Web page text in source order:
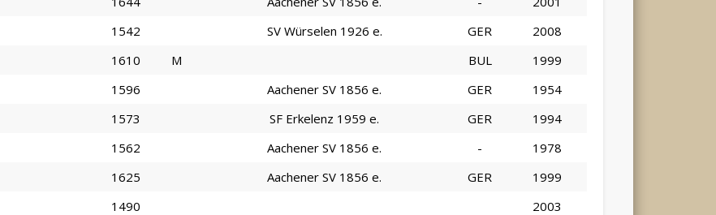
1542 SV Würselen 1926 e. GER
2008
1610 M BUL
1999
1596 Aachener SV 1856 e. GER
1954
1573 SF Erkelenz 1959 e. GER
1994
1562 Aachener SV 1856 e. -
1978
1625 Aachener SV 1856 e. GER
1999
1490
2003